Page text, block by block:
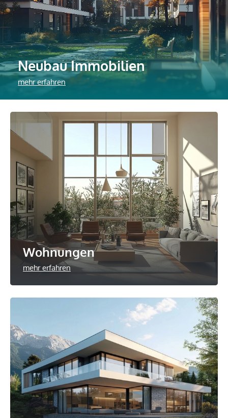
Neubau Immobilien
mehr erfahren
Wohnungen
mehr erfahren